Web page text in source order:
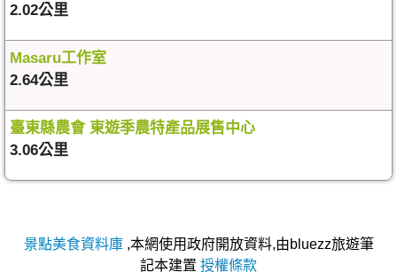
2.02公里
Masaru工作室
2.64公里
臺東縣農會 東遊季農特產品展售中心
3.06公里
景點美食資料庫,本網使用政府開放資料,由bluezz旅遊筆
記本建置 授權條款